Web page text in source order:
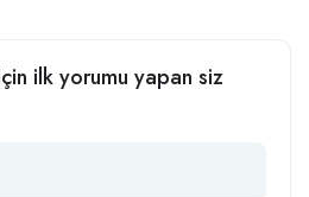
ilk yorumu yapan siz